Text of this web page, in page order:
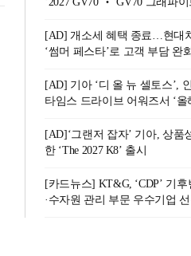
정화와
옥
연옥은
으며, 준
아갈 수
말한
담은 인
르고 원
한 자서
워하지
한 믿음
게 만드
의 보고
회장은 “
도 조급
터 하나
라”고 조
조차 성
[AD] 개소세 혜택 종료…현대
‘썸머 페스타’로 고객 부담 완
[AD] 기아 ‘디 올 뉴 셀토스’,
타임스 드라이브 어워즈서 ‘올
[AD]‘그랜저 잡자’ 기아, 상품
한 ‘The 2027 K8’ 출시
[카드뉴스] KT&G, ‘CDP’ 기후
·수자원 관리 부문 우수기업